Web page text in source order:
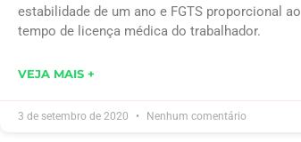
estabilidade de um ano e FGTS proporcional ao
tempo de licença médica do trabalhador.
VEJA MAIS +
3 de setembro de 2020 Nenhum comentário